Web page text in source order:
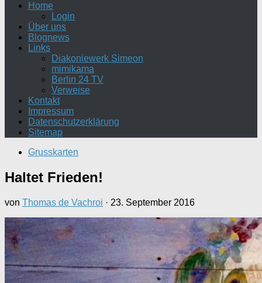
Home
Login
Über uns
Blognews
Links
Diakoniewerk Simeon
mimikama
Berlin 24 TV
Verweise
Kontakt
Impressum
Datenschutzerklärung
Sitemap
Grusskarten
Haltet Frieden!
von Thomas de Vachroi · 23. September 2016